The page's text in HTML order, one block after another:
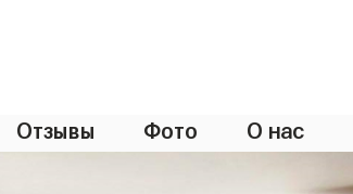
Отзывы Фото О нас